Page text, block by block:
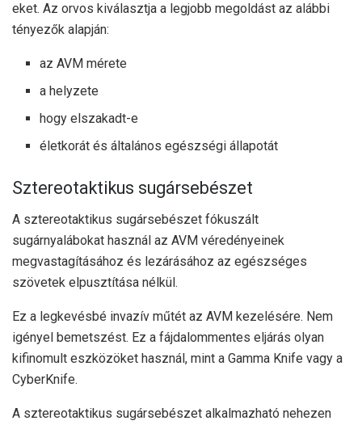
eket. Az orvos kiválasztja a legjobb megoldást az alábbi
tényezők alapján:
az AVM mérete
a helyzete
hogy elszakadt-e
életkorát és általános egészségi állapotát
Sztereotaktikus sugársebészet
A sztereotaktikus sugársebészet fókuszált
sugárnyalábokat használ az AVM véredényeinek
megvastagításához és lezárásához az egészséges
szövetek elpusztítása nélkül.
Ez a legkevésbé invazív műtét az AVM kezelésére. Nem
igényel bemetszést. Ez a fájdalommentes eljárás olyan
kifinomult eszközöket használ, mint a Gamma Knife vagy a
CyberKnife.
A sztereotaktikus sugársebészet alkalmazható nehezen